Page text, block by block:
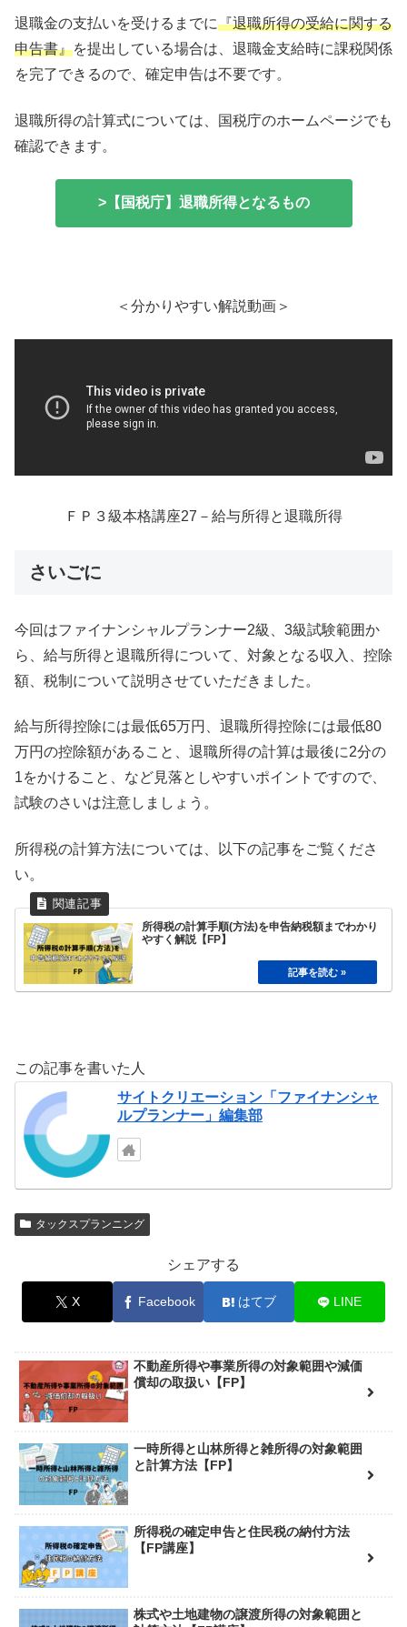
退職金の支払いを受けるまでに『退職所得の受給に関する
申告書』を提出している場合は、退職金支給時に課税関係
を完了できるので、確定申告は不要です。
退職所得の計算式については、国税庁のホームページでも
確認できます。
>【国税庁】退職所得となるもの
＜分かりやすい解説動画＞
ＦＰ３級本格講座27－給与所得と退職所得
さいごに
今回はファイナンシャルプランナー2級、3級試験範囲か
ら、給与所得と退職所得について、対象となる収入、控除
額、税制について説明させていただきました。
給与所得控除には最低65万円、退職所得控除には最低80
万円の控除額があること、退職所得の計算は最後に2分の
1をかけること、など見落としやすいポイントですので、
試験のさいは注意しましょう。
所得税の計算方法については、以下の記事をご覧くださ
い。
所得税の計算手順(方法)を申告納税額までわかり
やすく解説【FP】
この記事を書いた人
サイトクリエーション「ファイナンシャ
ルプランナー」編集部
タックスプランニング
シェアする
X Facebook はてブ LINE
不動産所得や事業所得の対象範囲や減価
償却の取扱い【FP】
一時所得と山林所得と雑所得の対象範囲
と計算方法【FP】
所得税の確定申告と住民税の納付方法
【FP講座】
株式や土地建物の譲渡所得の対象範囲と